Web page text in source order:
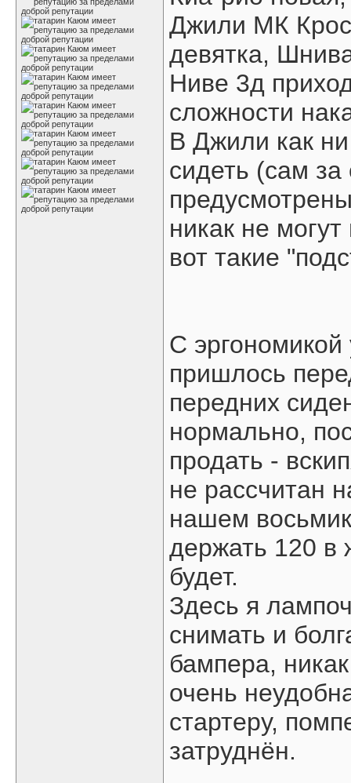
Джили МК
девятка,
Ниве 3д
сложности
В Джили как
сидеть (сам
никак не
вот такие
С
пришлось
передних
нормально,
продать -
не рассчитан
нашем
держать 120 в
будет.
Здесь я
снимать и
бампера,
очень
стартеру,
затруднён.